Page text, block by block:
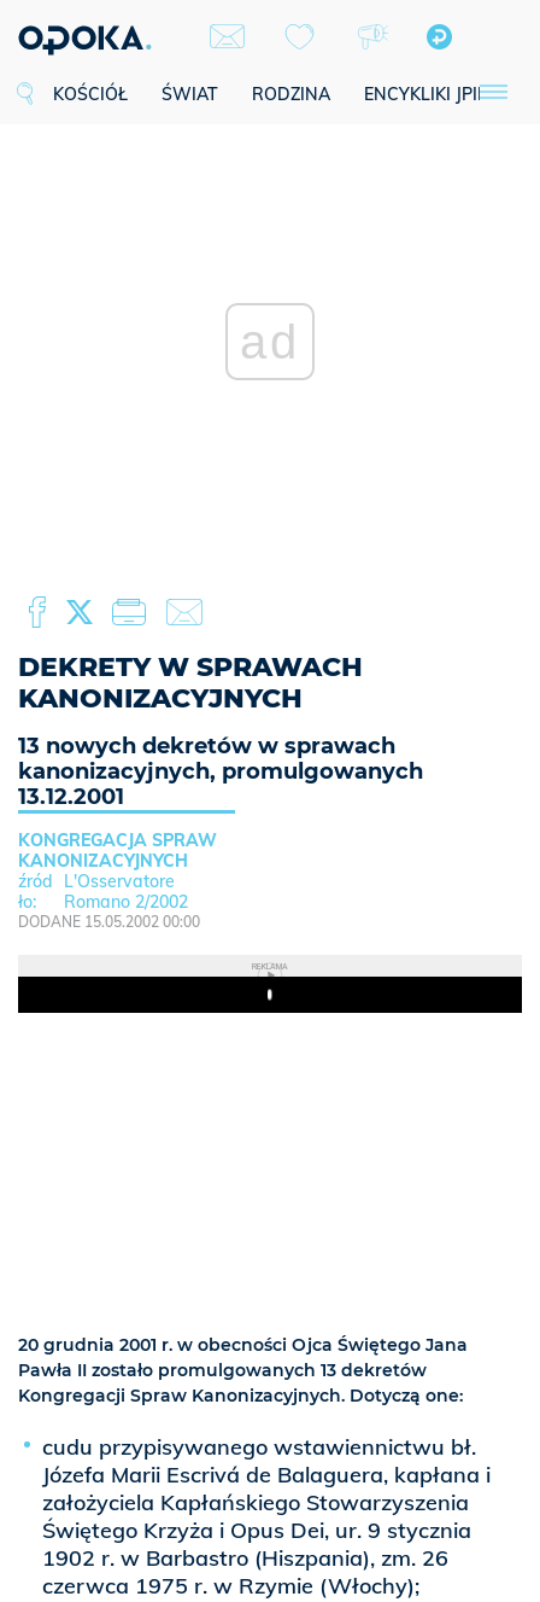
KOŚCIÓŁ ŚWIAT RODZINA ENCYKLIKI JPII
ad
DEKRETY W SPRAWACH
KANONIZACYJNYCH
13 nowych dekretów w sprawach
kanonizacyjnych, promulgowanych
13.12.2001
KONGREGACJA SPRAW
KANONIZACYJNYCH
L'Osservatore
Romano 2/2002
DODANE 15.05.2002 00:00
REKLAMA
Play
20 grudnia 2001 r. w obecności Ojca Świętego Jana
Pawła II zostało promulgowanych 13 dekretów
Kongregacji Spraw Kanonizacyjnych. Dotyczą one:
cudu przypisywanego wstawiennictwu bł.
Józefa Marii Escrivá de Balaguera, kapłana i
założyciela Kapłańskiego Stowarzyszenia
Świętego Krzyża i Opus Dei, ur. 9 stycznia
1902 r. w Barbastro (Hiszpania), zm. 26
czerwca 1975 r. w Rzymie (Włochy);